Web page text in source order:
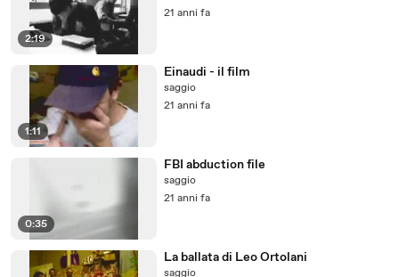
2:19
21 anni fa
1:11
Einaudi - il film
saggio
21 anni fa
0:35
FBI abduction file
saggio
21 anni fa
La ballata di Leo Ortolani
saggio